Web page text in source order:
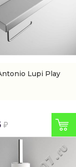
Lupi Play